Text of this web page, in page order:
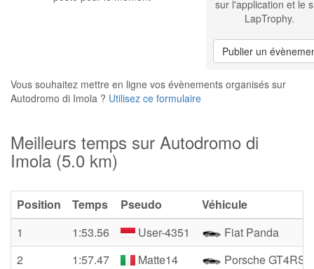
sur l'application et le
LapTrophy.
Publier un
Vous souhaitez mettre en ligne vos évènements organisés sur
Autodromo di Imola ? Utilisez ce formulaire
Meilleurs temps sur Autodromo di
Imola (5.0 km)
Position Temps Pseudo
Véhicule
1
1:53.56 User-4351
Fiat Panda
2
1:57.47 Matte14
Porsche GT4RS